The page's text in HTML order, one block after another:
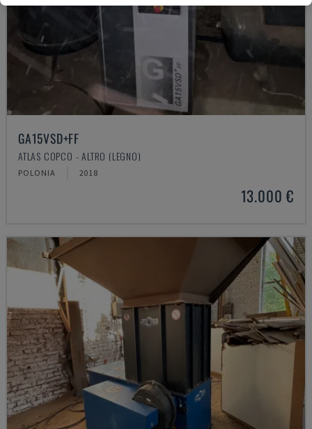
GA15VSD+FF
ATLAS COPCO - ALTRO (LEGNO)
POLONIA 2018
13.000 €